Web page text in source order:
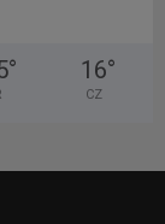
° 16°
CZ